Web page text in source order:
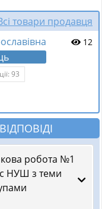
товари продавця
12
93
робота №1
НУШ з теми